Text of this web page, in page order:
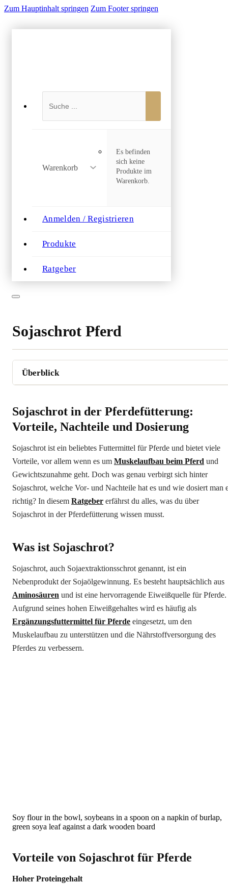
Zum Hauptinhalt springen Zum Footer springen
Suchen
Warenkorb
Es befinden
sich keine
Produkte im
Warenkorb.
Anmelden / Registrieren
Produkte
Ratgeber
Sojaschrot Pferd
Sojaschrot in der Pferdefütterung:
Vorteile, Nachteile und Dosierung
Sojaschrot ist ein beliebtes Futtermittel für Pferde und bietet viele
Vorteile, vor allem wenn es um Muskelaufbau beim Pferd und
Gewichtszunahme geht. Doch was genau verbirgt sich hinter
Sojaschrot, welche Vor- und Nachteile hat es und wie dosiert man
richtig? In diesem Ratgeber erfährst du alles, was du über
Sojaschrot in der Pferdefütterung wissen musst.
Was ist Sojaschrot?
Sojaschrot, auch Sojaextraktionsschrot genannt, ist ein
Nebenprodukt der Sojaölgewinnung. Es besteht hauptsächlich aus
Aminosäuren und ist eine hervorragende Eiweißquelle für Pferde.
Aufgrund seines hohen Eiweißgehaltes wird es häufig als
Ergänzungsfuttermittel für Pferde eingesetzt, um den
Muskelaufbau zu unterstützen und die Nährstoffversorgung des
Pferdes zu verbessern.
Soy flour in the bowl, soybeans in a spoon on a napkin of burlap,
green soya leaf against a dark wooden board
Vorteile von Sojaschrot für Pferde
Hoher Proteingehalt